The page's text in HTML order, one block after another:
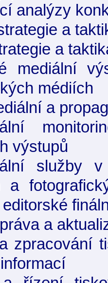
analýzy
a
a
mediální
médiích
a
výstupů
služby
a
a
zpracování